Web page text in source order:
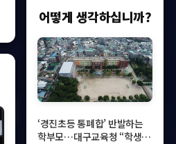
어떻게 생각하십니까?
‘경진초등 통폐합’ 반발하는
학부모…대구교육청 “학생수